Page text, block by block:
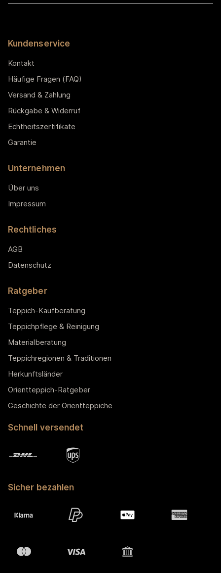
Kundenservice
Kontakt
Häufige Fragen (FAQ)
Versand & Zahlung
Rückgabe & Widerruf
Echtheitszertifikate
Garantie
Unternehmen
Über uns
Impressum
Rechtliches
AGB
Datenschutz
Ratgeber
Teppich-Kaufberatung
Teppichpflege & Reinigung
Materialberatung
Teppichregionen & Traditionen
Herkunftsländer
Orientteppich-Ratgeber
Geschichte der Orientteppiche
Schnell versendet
Sicher bezahlen